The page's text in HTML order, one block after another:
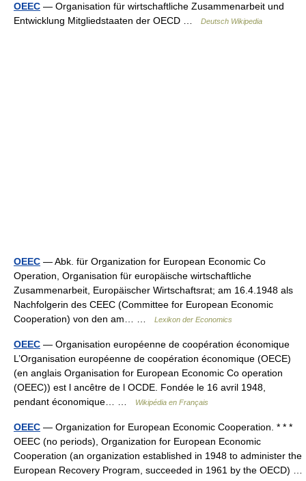
OEEC — Organisation für wirtschaftliche Zusammenarbeit und
Entwicklung Mitgliedstaaten der OECD …
Deutsch Wikipedia
OEEC — Abk. für Organization for European Economic Co
Operation, Organisation für europäische wirtschaftliche
Zusammenarbeit, Europäischer Wirtschaftsrat; am 16.4.1948 als
Nachfolgerin des CEEC (Committee for European Economic
Cooperation) von den am… …
Lexikon der Economics
OEEC — Organisation européenne de coopération économique
L’Organisation européenne de coopération économique (OECE)
(en anglais Organisation for European Economic Co operation
(OEEC)) est l ancêtre de l OCDE. Fondée le 16 avril 1948,
pendant économique… …
Wikipédia en Français
OEEC — Organization for European Economic Cooperation. * * *
OEEC (no periods), Organization for European Economic
Cooperation (an organization established in 1948 to administer the
European Recovery Program, succeeded in 1961 by the OECD) …